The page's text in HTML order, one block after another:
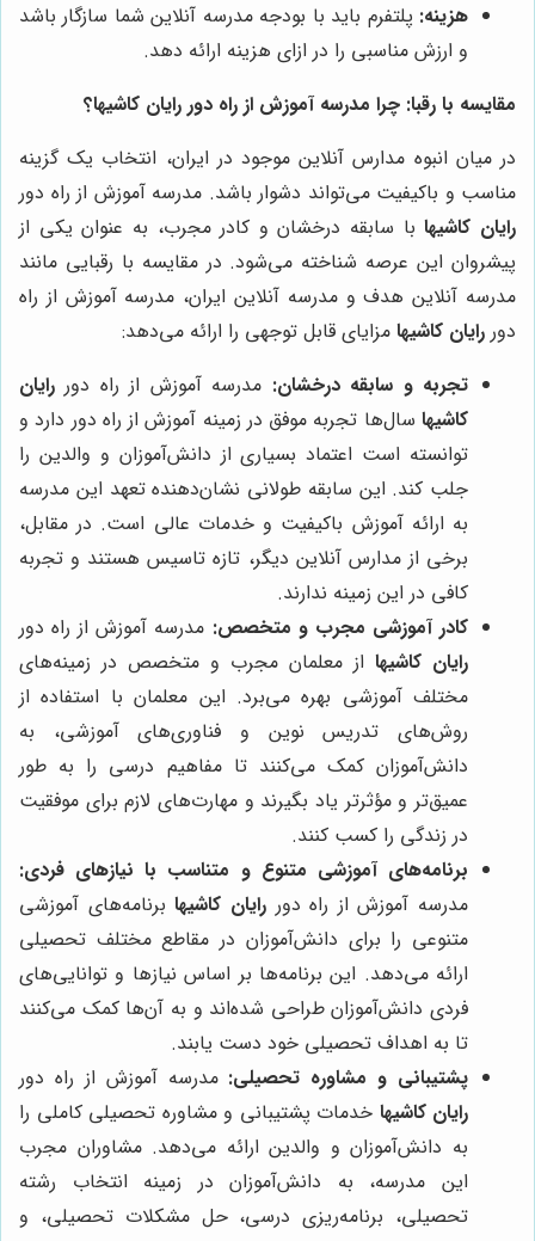
هزینه: پلتفرم باید با بودجه مدرسه آنلاین شما سازگار باشد
و ارزش مناسبی را در ازای هزینه ارائه دهد.
مقایسه با رقبا: چرا مدرسه آموزش از راه دور رایان کاشیها؟
در میان انبوه مدارس آنلاین موجود در ایران، انتخاب یک گزینه
مناسب و باکیفیت می‌تواند دشوار باشد. مدرسه آموزش از راه دور
رایان کاشیهابا سابقه درخشان و کادر مجرب، به عنوان یکی از
پیشروان این عرصه شناخته می‌شود. در مقایسه با رقبایی مانند
مدرسه آنلاین هدف و مدرسه آنلاین ایران، مدرسه آموزش از راه
دور رایان کاشیها مزایای قابل توجهی را ارائه می‌دهد:
تجربه و سابقه درخشان: مدرسه آموزش از راه دور رایان
کاشیها سال‌ها تجربه موفق در زمینه آموزش از راه دور دارد و
توانسته است اعتماد بسیاری از دانش‌آموزان و والدین را
جلب کند. این سابقه طولانی نشان‌دهنده تعهد این مدرسه
به ارائه آموزش باکیفیت و خدمات عالی است. در مقابل،
برخی از مدارس آنلاین دیگر، تازه تاسیس هستند و تجربه
کافی در این زمینه ندارند.
کادر آموزشی مجرب و متخصص: مدرسه آموزش از راه دور
رایان کاشیها از معلمان مجرب و متخصص در زمینه‌های
مختلف آموزشی بهره می‌برد. این معلمان با استفاده از
روش‌های تدریس نوین و فناوری‌های آموزشی، به
دانش‌آموزان کمک می‌کنند تا مفاهیم درسی را به طور
عمیق‌تر و مؤثرتر یاد بگیرند و مهارت‌های لازم برای موفقیت
در زندگی را کسب کنند.
برنامه‌های آموزشی متنوع و متناسب با نیازهای فردی:
مدرسه آموزش از راه دوررایان کاشیهابرنامه‌های آموزشی
متنوعی را برای دانش‌آموزان در مقاطع مختلف تحصیلی
ارائه می‌دهد. این برنامه‌ها بر اساس نیازها و توانایی‌های
فردی دانش‌آموزان طراحی شده‌اند و به آن‌ها کمک می‌کنند
تا به اهداف تحصیلی خود دست یابند.
پشتیبانی و مشاوره تحصیلی: مدرسه آموزش از راه دور
رایان کاشیها خدمات پشتیبانی و مشاوره تحصیلی کاملی را
به دانش‌آموزان و والدین ارائه می‌دهد. مشاوران مجرب
این مدرسه، به دانش‌آموزان در زمینه انتخاب رشته
تحصیلی، برنامه‌ریزی درسی، حل مشکلات تحصیلی، و